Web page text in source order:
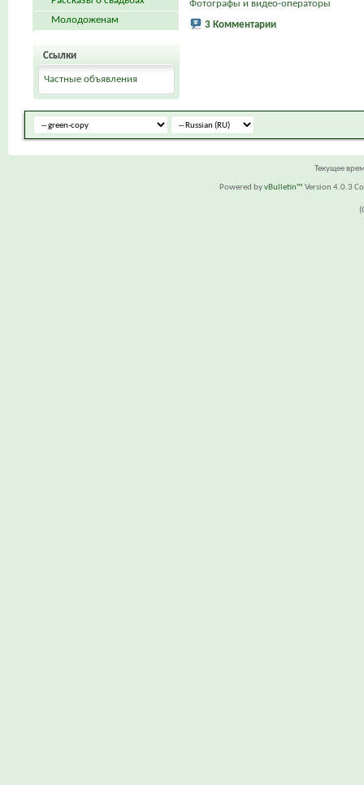
Фотографы и видео-операторы
3 Комментарии
Молодоженам
Ссылки
Частные объявления
Текущее
Powered byvBulletin™ Version 4.0.3